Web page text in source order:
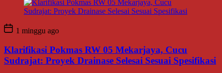
1 minggu ago
Klarifikasi Pokmas RW 05 Mekarjaya, Cucu
Sudrajat: Proyek Drainase Selesai Sesuai Spesifikasi